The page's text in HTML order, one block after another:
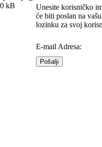
Unesite korisničko
će biti poslan na
lozinku za svoj
E-mail Adresa:
Pošalji